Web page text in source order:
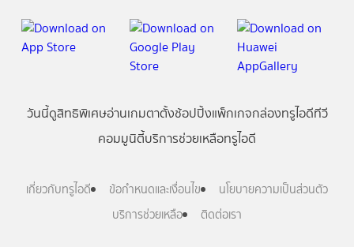
วันนี้ดูสิทธิพิเศษอ่านเกมตาตั้งช้อปปิ้งแพ็กเกจกล่องทรูไอดีทีวี
คอมมูนิตี้บริการช่วยเหลือทรูไอดี
เกี่ยวกับทรูไอดี ข้อกำหนดและเงื่อนไข
นโยบายความเป็นส่วนตัว
บริการช่วยเหลือ
ติดต่อเรา